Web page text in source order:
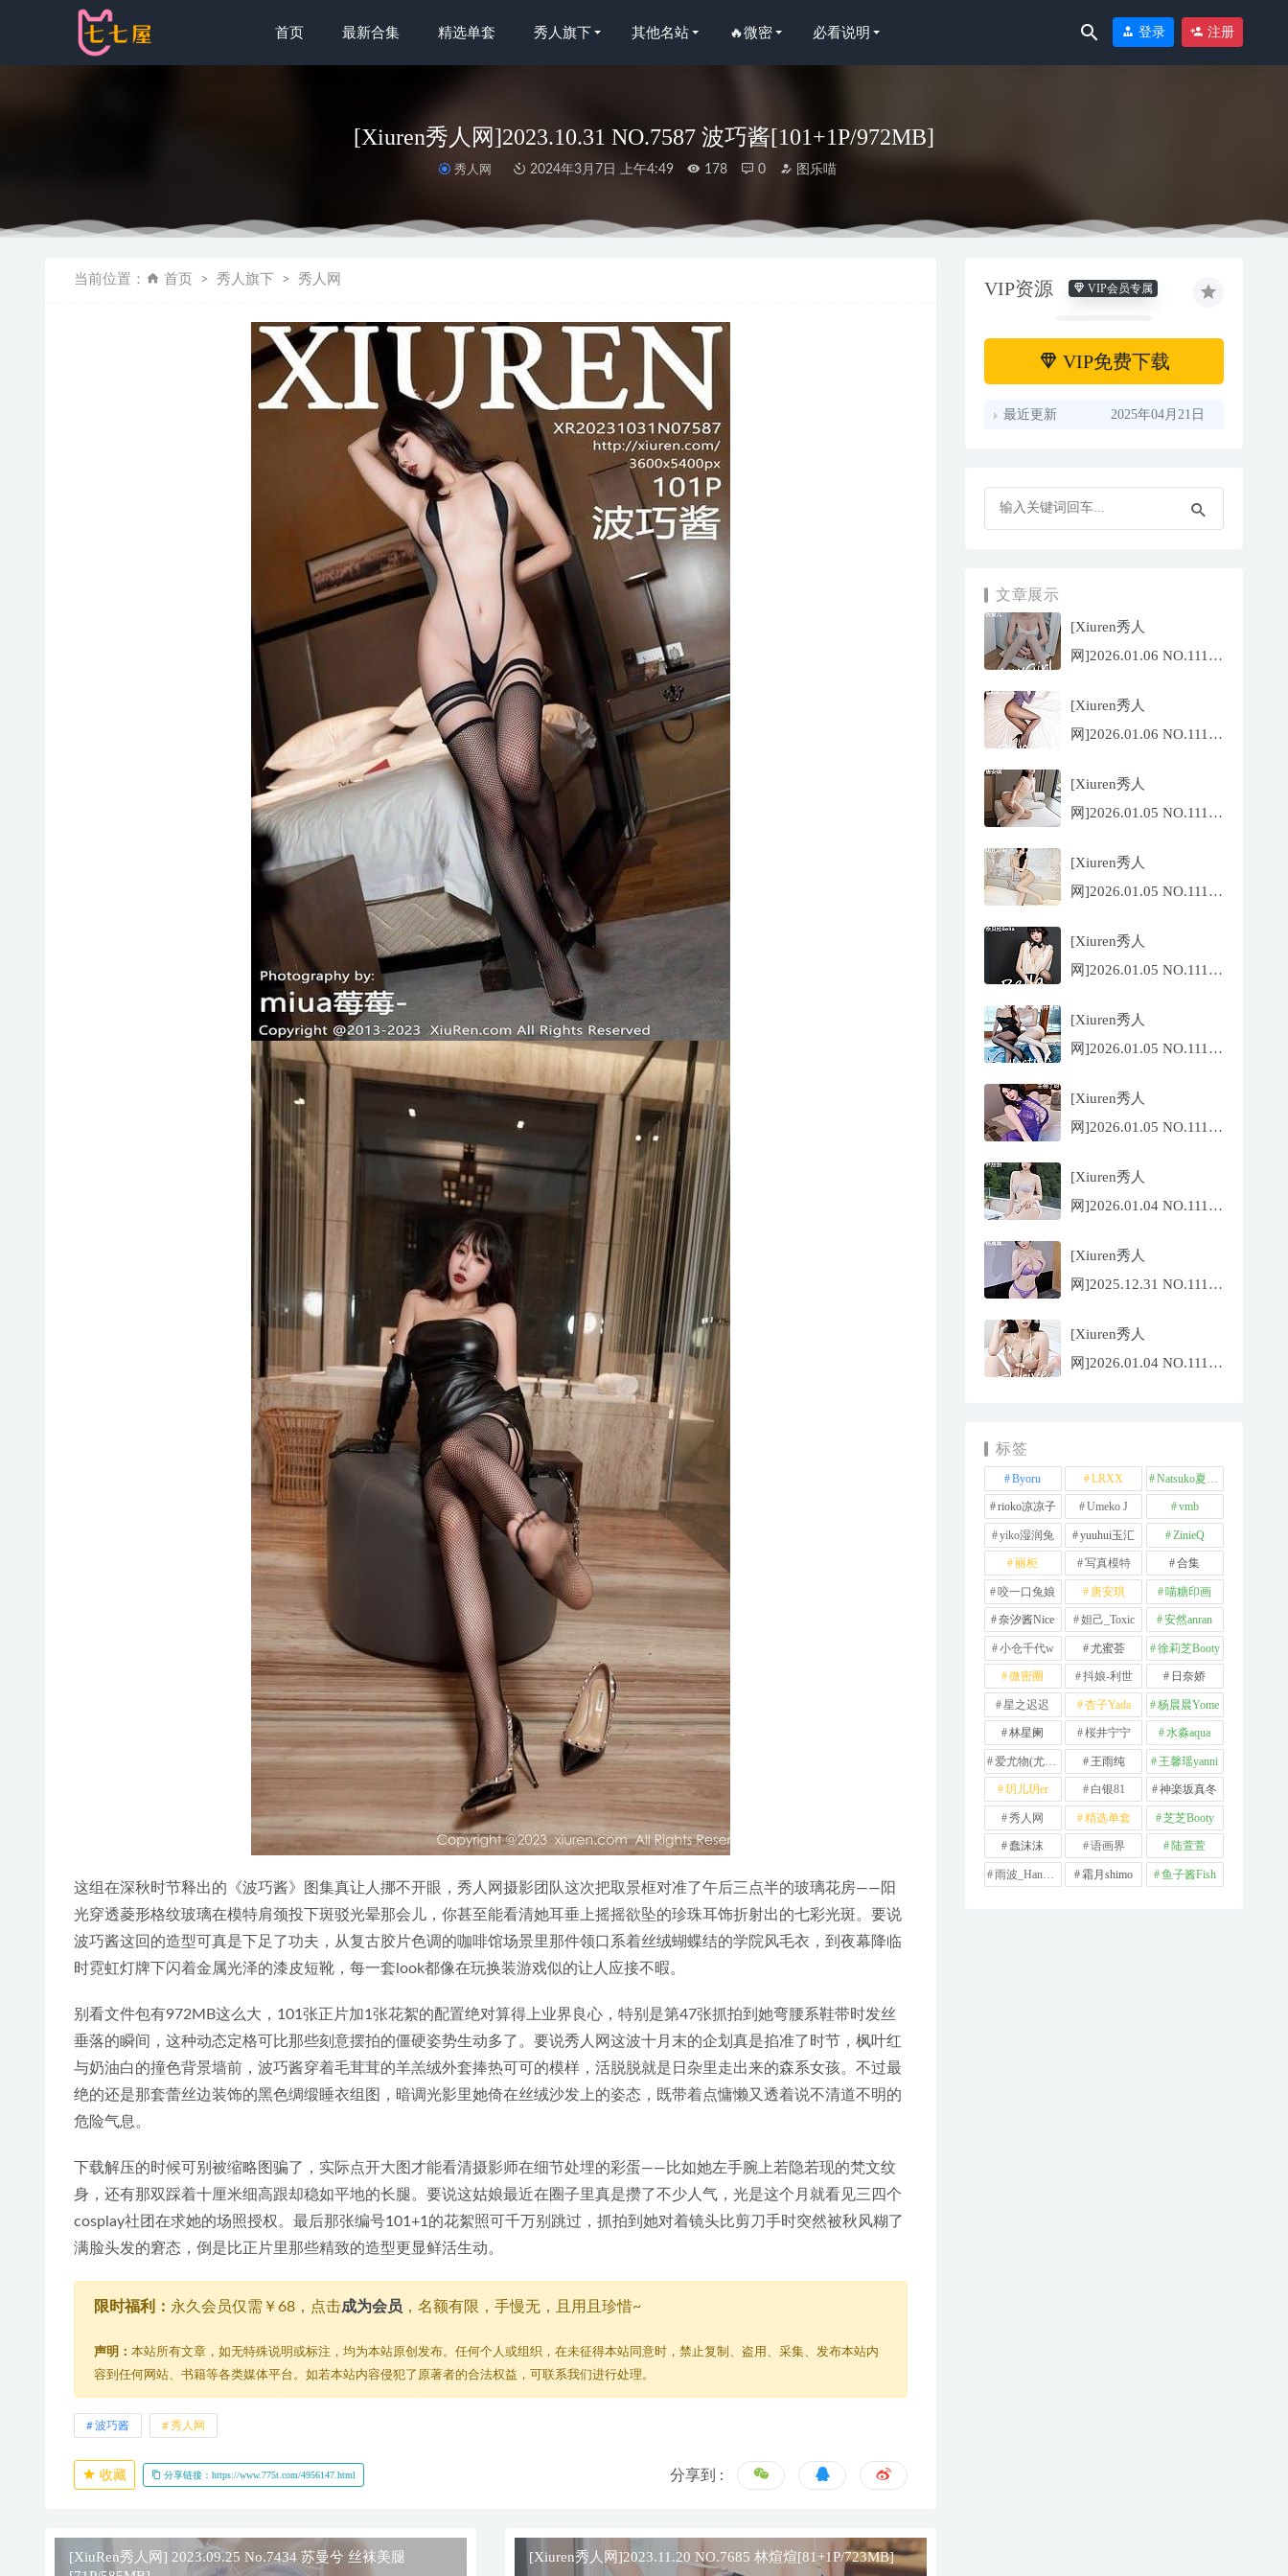
首页 最新合集 精选单套 秀人旗下 其他名站 🔥微密 必看说明 登录 注册
[Xiuren秀人网]2023.10.31 NO.7587 波巧酱[101+1P/972MB]
秀人网 2024年3月7日 上午4:49 178 0 图乐喵
当前位置： 首页 秀人旗下 秀人网
这组在深秋时节释出的《波巧酱》图集真让人挪不开眼，秀人网摄影团队这次把取景框对准了午后三点半的玻璃花房——阳
光穿透菱形格纹玻璃在模特肩颈投下斑驳光晕那会儿，你甚至能看清她耳垂上摇摇欲坠的珍珠耳饰折射出的七彩光斑。要说
波巧酱这回的造型可真是下足了功夫，从复古胶片色调的咖啡馆场景里那件领口系着丝绒蝴蝶结的学院风毛衣，到夜幕降临
时霓虹灯牌下闪着金属光泽的漆皮短靴，每一套look都像在玩换装游戏似的让人应接不暇。
别看文件包有972MB这么大，101张正片加1张花絮的配置绝对算得上业界良心，特别是第47张抓拍到她弯腰系鞋带时发丝
垂落的瞬间，这种动态定格可比那些刻意摆拍的僵硬姿势生动多了。要说秀人网这波十月末的企划真是掐准了时节，枫叶红
与奶油白的撞色背景墙前，波巧酱穿着毛茸茸的羊羔绒外套捧热可可的模样，活脱脱就是日杂里走出来的森系女孩。不过最
绝的还是那套蕾丝边装饰的黑色绸缎睡衣组图，暗调光影里她倚在丝绒沙发上的姿态，既带着点慵懒又透着说不清道不明的
危险气息。
下载解压的时候可别被缩略图骗了，实际点开大图才能看清摄影师在细节处埋的彩蛋——比如她左手腕上若隐若现的梵文纹
身，还有那双踩着十厘米细高跟却稳如平地的长腿。要说这姑娘最近在圈子里真是攒了不少人气，光是这个月就看见三四个
cosplay社团在求她的场照授权。最后那张编号101+1的花絮照可千万别跳过，抓拍到她对着镜头比剪刀手时突然被秋风糊了
满脸头发的窘态，倒是比正片里那些精致的造型更显鲜活生动。
限时福利： 永久会员仅需￥68，点击成为会员 ，名额有限，手慢无，且用且珍惜~
声明： 本站所有文章，如无特殊说明或标注，均为本站原创发布。任何个人或组织，在未征得本站同意时，禁止复制、盗用、采集、发布本站内
容到任何网站、书籍等各类媒体平台。如若本站内容侵犯了原著者的合法权益，可联系我们进行处理。
波巧酱 秀人网
收藏 分享链接：https://www.775t.com/4956147.html 分享到 :
[XiuRen秀人网] 2023.09.25 No.7434 苏曼兮 丝袜美腿
[Xiuren秀人网]2023.11.20 NO.7685 林煊煊[81+1P/723MB]
VIP资源 VIP会员专属
VIP免费下载
最近更新 2025年04月21日
文章展示
[Xiuren秀人
网]2026.01.06 NO.11196
[Xiuren秀人
网]2026.01.06 NO.11197
_Renee@[69P/755.32MB]
[Xiuren秀人
网]2026.01.05 NO.11195
[Xiuren秀人
网]2026.01.05 NO.11194
er[67P/671.86MB]
[Xiuren秀人
网]2026.01.05 NO.11191
Bella[69P/586.39MB]
[Xiuren秀人
网]2026.01.05 NO.11193
lrene[69P/933.33MB]
[Xiuren秀人
网]2026.01.05 NO.11192
[Xiuren秀人
网]2026.01.04 NO.11190
[Xiuren秀人
网]2025.12.31 NO.11187
[Xiuren秀人
网]2026.01.04 NO.11189
标签
Byoru LRXX Natsuko夏夏子
rioko凉凉子 Umeko J vmb
yiko湿润兔 yuuhui玉汇 ZinieQ
丽柜 写真模特 合集
咬一口兔娘 唐安琪 喵糖印画
奈汐酱Nice 妲己_Toxic 安然anran
小仓千代w 尤蜜荟 徐莉芝Booty
微密圈 抖娘-利世 日奈娇
星之迟迟 杏子Yada 杨晨晨Yome
林星阑 桜井宁宁 水淼aqua
爱尤物(尤果网) 王雨纯 王馨瑶yanni
玥儿玥er 白银81 神楽坂真冬
秀人网 精选单套 芝芝Booty
蠢沫沫 语画界 陆萱萱
雨波_HaneAme 霜月shimo 鱼子酱Fish
是三不是世w – NO.30 喜多川海梦 紫发兔女郎 [59P-422M]
花铃 NO.30 JK死库水 [109P-0.99G] 2023-12-06
疯猫ss – NO.161 紫发礼服兔 [42P-903M] 2023-12-30